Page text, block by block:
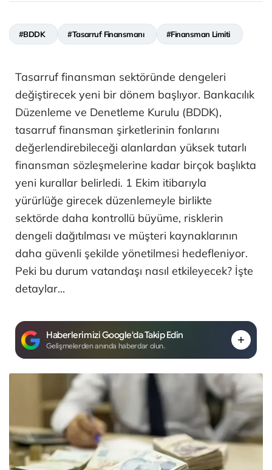
#BDDK #Tasarruf Finansmanı #Finansman Limiti
Tasarruf finansman sektöründe dengeleri
değiştirecek yeni bir dönem başlıyor. Bankacılık
Düzenleme ve Denetleme Kurulu (BDDK),
tasarruf finansman şirketlerinin fonlarını
değerlendirebileceği alanlardan yüksek tutarlı
finansman sözleşmelerine kadar birçok başlıkta
yeni kurallar belirledi. 1 Ekim itibarıyla
yürürlüğe girecek düzenlemeyle birlikte
sektörde daha kontrollü büyüme, risklerin
dengeli dağıtılması ve müşteri kaynaklarının
daha güvenli şekilde yönetilmesi hedefleniyor.
Peki bu durum vatandaşı nasıl etkileyecek? İşte
detaylar...
Haberlerimizi Google'da Takip Edin
Gelişmelerden anında haberdar olun.